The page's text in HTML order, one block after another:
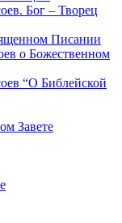
Бог – Творец
Писании
о Божественном
“О Библейской
Завете